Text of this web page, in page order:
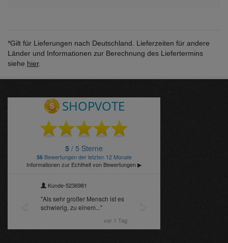
*Gilt für Lieferungen nach Deutschland. Lieferzeiten für andere
Länder und Informationen zur Berechnung des Liefertermins
siehe hier.